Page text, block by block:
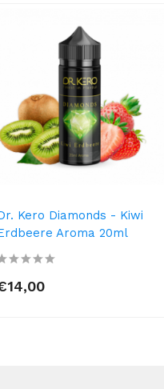
Kero Diamonds - Kiwi
Aroma 20ml